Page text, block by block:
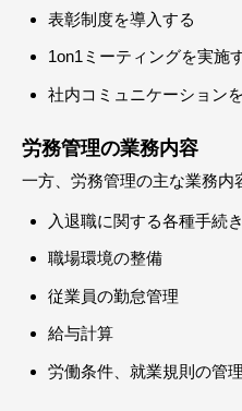
表彰制度を導入する
1on1ミーティングを実施
社内コミュニケーション
労務管理の業務内容
一方、労務管理の主な業務内
入退職に関する各種手続き
職場環境の整備
従業員の勤怠管理
給与計算
労働条件、就業規則の管理